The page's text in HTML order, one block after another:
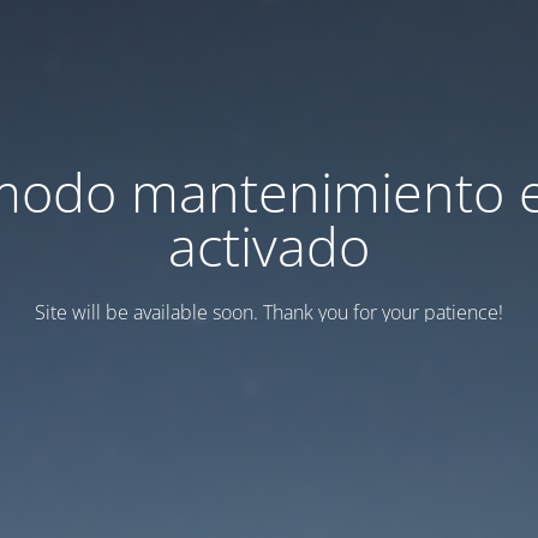
mantenimiento
activado
Site will be available soon. Thank you for your patience!